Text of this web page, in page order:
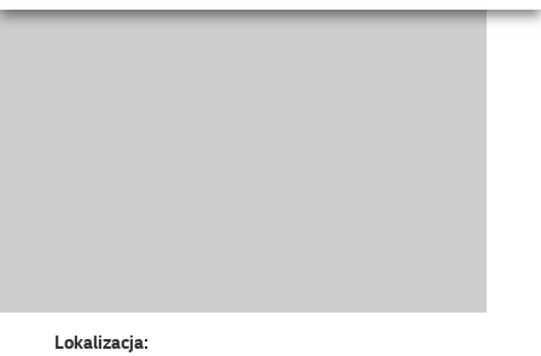
Lokalizacja: